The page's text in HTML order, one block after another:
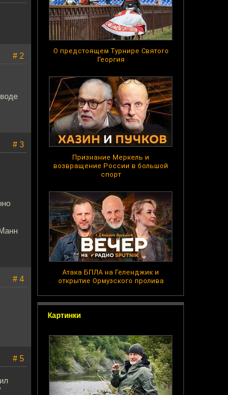
О предстоящем Турнире Святого
Георгия
Признание Меркель и
возвращение России в большой
спорт
Атака БПЛА на Геленджик и
открытие Ормузского пролива
Картинки
# 2
# 3
# 4
# 5